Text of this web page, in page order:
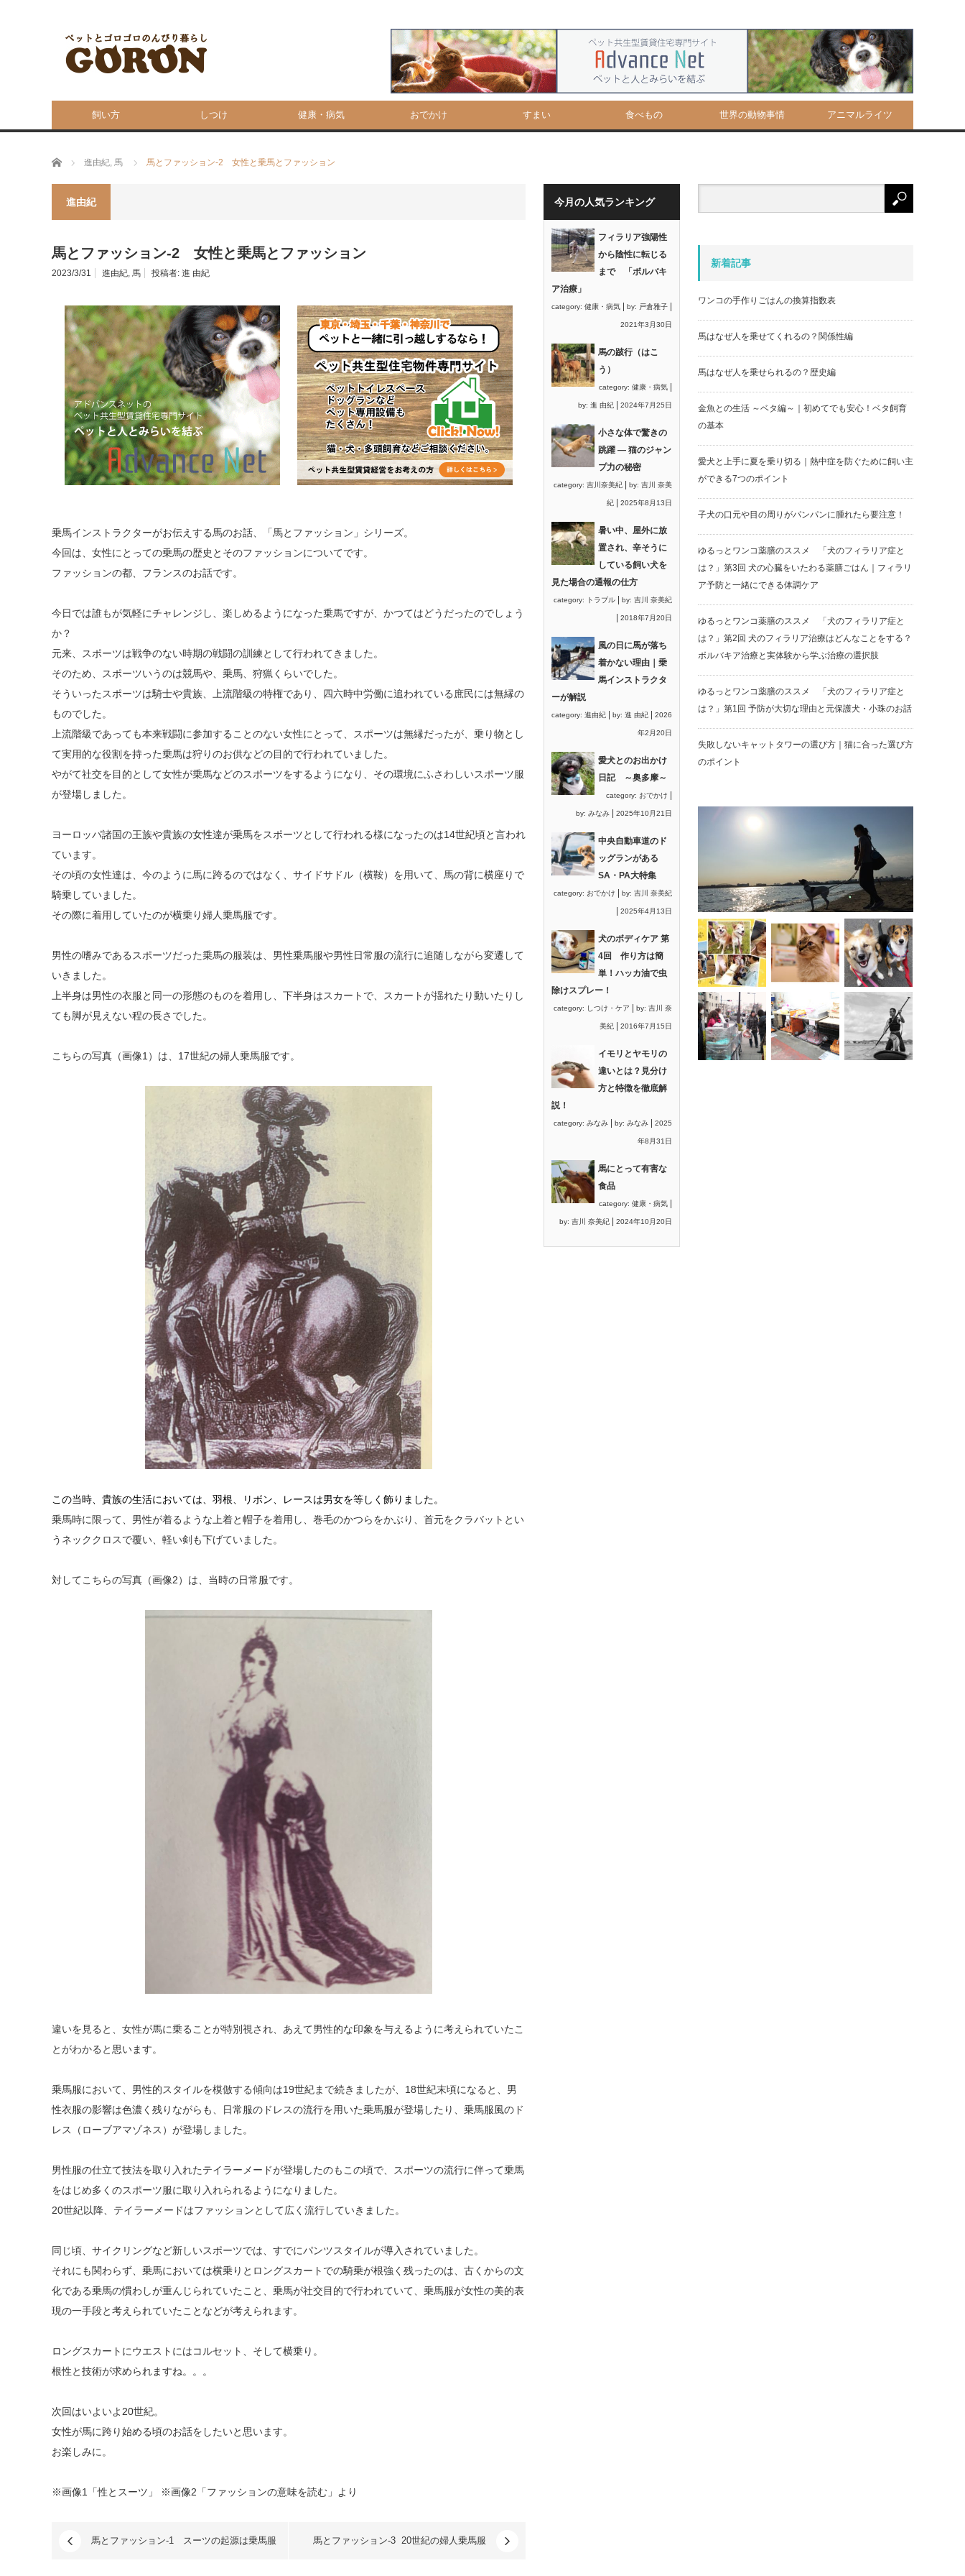
飼い方 しつけ 健康・病気 おでかけ すまい 食べもの 世界の動物事情 アニマルライツ
ホーム 進由紀, 馬 馬とファッション-2 女性と乗馬とファッション
進由紀
馬とファッション-2 女性と乗馬とファッション
2023/3/31 進由紀, 馬 投稿者: 進 由紀
乗馬インストラクターがお伝えする馬のお話、「馬とファッション」シリーズ。
今回は、女性にとっての乗馬の歴史とそのファッションについてです。
ファッションの都、フランスのお話です。
今日では誰もが気軽にチャレンジし、楽しめるようになった乗馬ですが、かつてはどうだったのでしょう
か？
元来、スポーツは戦争のない時期の戦闘の訓練として行われてきました。
そのため、スポーツいうのは競馬や、乗馬、狩猟くらいでした。
そういったスポーツは騎士や貴族、上流階級の特権であり、四六時中労働に追われている庶民には無縁の
ものでした。
上流階級であっても本来戦闘に参加することのない女性にとって、スポーツは無縁だったが、乗り物とし
て実用的な役割を持った乗馬は狩りのお供などの目的で行われていました。
やがて社交を目的として女性が乗馬などのスポーツをするようになり、その環境にふさわしいスポーツ服
が登場しました。
ヨーロッパ諸国の王族や貴族の女性達が乗馬をスポーツとして行われる様になったのは14世紀頃と言われ
ています。
その頃の女性達は、今のように馬に跨るのではなく、サイドサドル（横鞍）を用いて、馬の背に横座りで
騎乗していました。
その際に着用していたのが横乗り婦人乗馬服です。
男性の嗜みであるスポーツだった乗馬の服装は、男性乗馬服や男性日常服の流行に追随しながら変遷して
いきました。
上半身は男性の衣服と同一の形態のものを着用し、下半身はスカートで、スカートが揺れたり動いたりし
ても脚が見えない程の長さでした。
こちらの写真（画像1）は、17世紀の婦人乗馬服です。
この当時、貴族の生活においては、羽根、リボン、レースは男女を等しく飾りました。
乗馬時に限って、男性が着るような上着と帽子を着用し、巻毛のかつらをかぶり、首元をクラバットとい
うネッククロスで覆い、軽い剣も下げていました。
対してこちらの写真（画像2）は、当時の日常服です。
違いを見ると、女性が馬に乗ることが特別視され、あえて男性的な印象を与えるように考えられていたこ
とがわかると思います。
乗馬服において、男性的スタイルを模倣する傾向は19世紀まで続きましたが、18世紀末頃になると、男
性衣服の影響は色濃く残りながらも、日常服のドレスの流行を用いた乗馬服が登場したり、乗馬服風のド
レス（ローブアマゾネス）が登場しました。
男性服の仕立て技法を取り入れたテイラーメードが登場したのもこの頃で、スポーツの流行に伴って乗馬
をはじめ多くのスポーツ服に取り入れられるようになりました。
20世紀以降、テイラーメードはファッションとして広く流行していきました。
同じ頃、サイクリングなど新しいスポーツでは、すでにパンツスタイルが導入されていました。
それにも関わらず、乗馬においては横乗りとロングスカートでの騎乗が根強く残ったのは、古くからの文
化である乗馬の慣わしが重んじられていたこと、乗馬が社交目的で行われていて、乗馬服が女性の美的表
現の一手段と考えられていたことなどが考えられます。
ロングスカートにウエストにはコルセット、そして横乗り。
根性と技術が求められますね。。。
次回はいよいよ20世紀。
女性が馬に跨り始める頃のお話をしたいと思います。
お楽しみに。
※画像1「性とスーツ」 ※画像2「ファッションの意味を読む」より
馬とファッション-1 スーツの起源は乗馬服 馬とファッション-3 20世紀の婦人乗馬服
今月の人気ランキング
フィラリア強陽性
から陰性に転じる
まで 「ボルバキ
ア治療」
category: 健康・病気 by: 戸倉雅子
2021年3月30日
馬の跛行（はこ
う）
category: 健康・病気
by: 進 由紀 2024年7月25日
小さな体で驚きの
跳躍 ― 猫のジャン
プ力の秘密
category: 吉川奈美紀 by: 吉川 奈美
紀 2025年8月13日
暑い中、屋外に放
置され、辛そうに
している飼い犬を
見た場合の通報の仕方
category: トラブル by: 吉川 奈美紀
2018年7月20日
風の日に馬が落ち
着かない理由｜乗
馬インストラクタ
ーが解説
category: 進由紀 by: 進 由紀 2026
年2月20日
愛犬とのお出かけ
日記 ～奥多摩～
category: おでかけ
by: みなみ 2025年10月21日
中央自動車道のド
ッグランがある
SA・PA大特集
category: おでかけ by: 吉川 奈美紀
2025年4月13日
犬のボディケア 第
4回 作り方は簡
単！ハッカ油で虫
除けスプレー！
category: しつけ・ケア by: 吉川 奈
美紀 2016年7月15日
イモリとヤモリの
違いとは？見分け
方と特徴を徹底解
説！
category: みなみ by: みなみ 2025
年8月31日
馬にとって有害な
食品
category: 健康・病気
by: 吉川 奈美紀 2024年10月20日
新着記事
ワンコの手作りごはんの換算指数表
馬はなぜ人を乗せてくれるの？関係性編
馬はなぜ人を乗せられるの？歴史編
金魚との生活 ～ベタ編～｜初めてでも安心！ベタ飼育
の基本
愛犬と上手に夏を乗り切る｜熱中症を防ぐために飼い主
ができる7つのポイント
子犬の口元や目の周りがパンパンに腫れたら要注意！
ゆるっとワンコ薬膳のススメ 「犬のフィラリア症と
は？」第3回 犬の心臓をいたわる薬膳ごはん｜フィラリ
ア予防と一緒にできる体調ケア
ゆるっとワンコ薬膳のススメ 「犬のフィラリア症と
は？」第2回 犬のフィラリア治療はどんなことをする？
ボルバキア治療と実体験から学ぶ治療の選択肢
ゆるっとワンコ薬膳のススメ 「犬のフィラリア症と
は？」第1回 予防が大切な理由と元保護犬・小珠のお話
失敗しないキャットタワーの選び方｜猫に合った選び方
のポイント